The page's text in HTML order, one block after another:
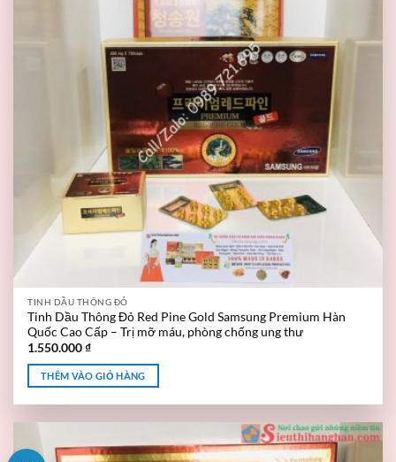
TINH DẦU THÔNG ĐỎ
Tinh Dầu Thông Đỏ Red Pine Gold Samsung Premium Hàn
Quốc Cao Cấp – Trị mỡ máu, phòng chống ung thư
1.550.000₫
THÊM VÀO GIỎ HÀNG